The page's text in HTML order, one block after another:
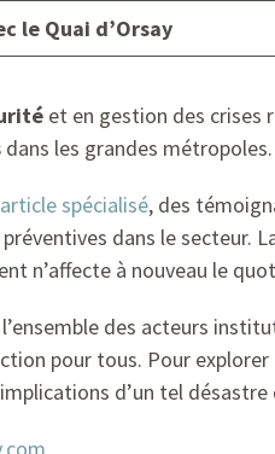
le Quai d’Orsay
et en gestion des crises
dans les grandes
spécialisé, des
dans le secteur.
n’affecte à nouveau le
des acteurs
pour tous. Pour explorer
d’un tel désastre